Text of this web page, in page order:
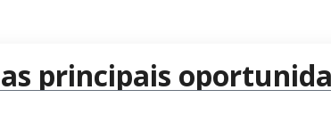
as principais